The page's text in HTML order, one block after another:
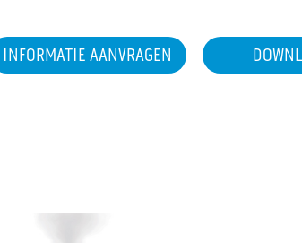
INFORMATIE AANVRAGEN